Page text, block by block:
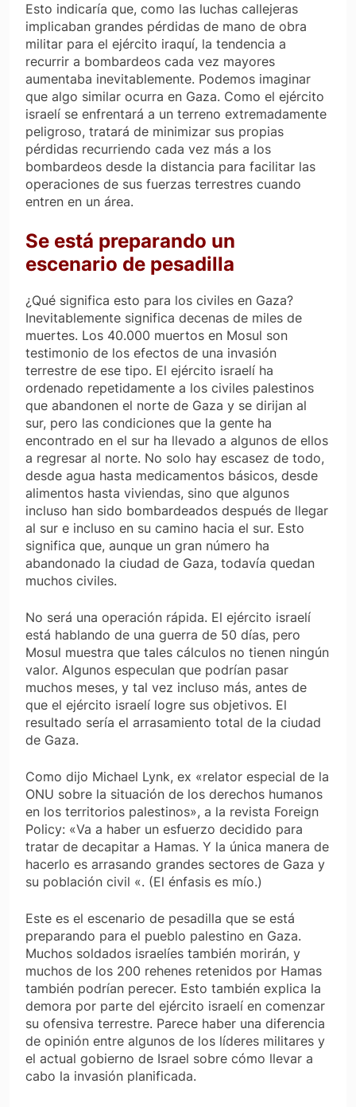
Esto indicaría que, como las luchas callejeras
implicaban grandes pérdidas de mano de obra
militar para el ejército iraquí, la tendencia a
recurrir a bombardeos cada vez mayores
aumentaba inevitablemente. Podemos imaginar
que algo similar ocurra en Gaza. Como el ejército
israelí se enfrentará a un terreno extremadamente
peligroso, tratará de minimizar sus propias
pérdidas recurriendo cada vez más a los
bombardeos desde la distancia para facilitar las
operaciones de sus fuerzas terrestres cuando
entren en un área.
Se está preparando un
escenario de pesadilla
¿Qué significa esto para los civiles en Gaza?
Inevitablemente significa decenas de miles de
muertes. Los 40.000 muertos en Mosul son
testimonio de los efectos de una invasión
terrestre de ese tipo. El ejército israelí ha
ordenado repetidamente a los civiles palestinos
que abandonen el norte de Gaza y se dirijan al
sur, pero las condiciones que la gente ha
encontrado en el sur ha llevado a algunos de ellos
a regresar al norte. No solo hay escasez de todo,
desde agua hasta medicamentos básicos, desde
alimentos hasta viviendas, sino que algunos
incluso han sido bombardeados después de llegar
al sur e incluso en su camino hacia el sur. Esto
significa que, aunque un gran número ha
abandonado la ciudad de Gaza, todavía quedan
muchos civiles.
No será una operación rápida. El ejército israelí
está hablando de una guerra de 50 días, pero
Mosul muestra que tales cálculos no tienen ningún
valor. Algunos especulan que podrían pasar
muchos meses, y tal vez incluso más, antes de
que el ejército israelí logre sus objetivos. El
resultado sería el arrasamiento total de la ciudad
de Gaza.
Como dijo Michael Lynk, ex «relator especial de la
ONU sobre la situación de los derechos humanos
en los territorios palestinos», a la revista Foreign
Policy: «Va a haber un esfuerzo decidido para
tratar de decapitar a Hamas. Y la única manera de
hacerlo es arrasando grandes sectores de Gaza y
su población civil «. (El énfasis es mío.)
Este es el escenario de pesadilla que se está
preparando para el pueblo palestino en Gaza.
Muchos soldados israelíes también morirán, y
muchos de los 200 rehenes retenidos por Hamas
también podrían perecer. Esto también explica la
demora por parte del ejército israelí en comenzar
su ofensiva terrestre. Parece haber una diferencia
de opinión entre algunos de los líderes militares y
el actual gobierno de Israel sobre cómo llevar a
cabo la invasión planificada.